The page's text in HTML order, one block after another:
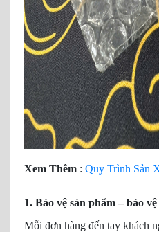
Xem Thêm : Quy Trình Sản
1. Bảo vệ sản phẩm – bảo
Mỗi đơn hàng đến tay khách